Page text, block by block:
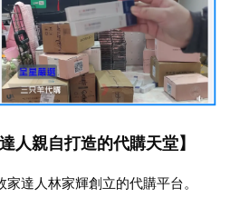
人親自打造的代購天堂】
達人林家輝創立的代購平台。